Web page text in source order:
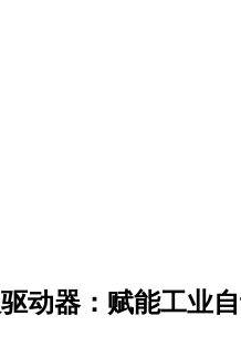
动器：赋能工业